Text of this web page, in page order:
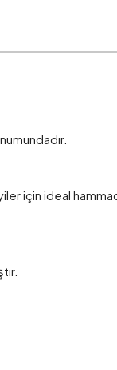
için ideal